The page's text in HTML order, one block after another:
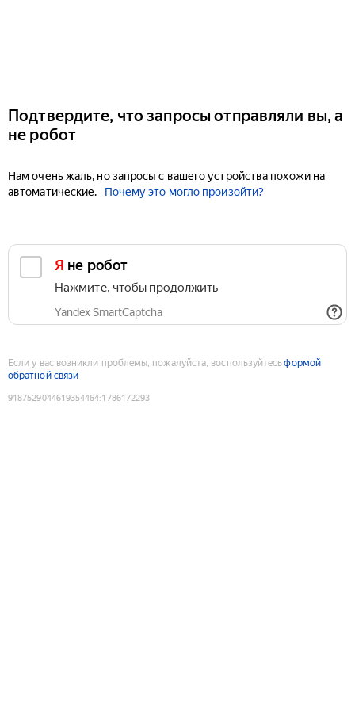
Подтвердите, что запросы отправляли вы, а
не робот
Нам очень жаль, но запросы с вашего устройства похожи на
автоматические.
Почему это могло произойти?
Я не робот
Нажмите, чтобы продолжить
Yandex SmartCaptcha
Если у вас возникли проблемы, пожалуйста, воспользуйтесьформой
обратной связи
9187529044619354464:1786172293